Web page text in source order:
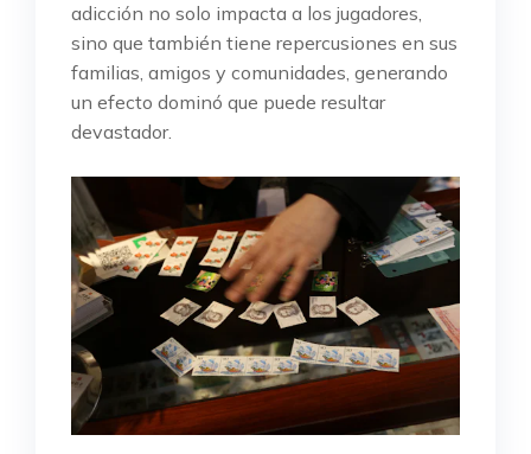
adicción no solo impacta a los jugadores,
sino que también tiene repercusiones en sus
familias, amigos y comunidades, generando
un efecto dominó que puede resultar
devastador.